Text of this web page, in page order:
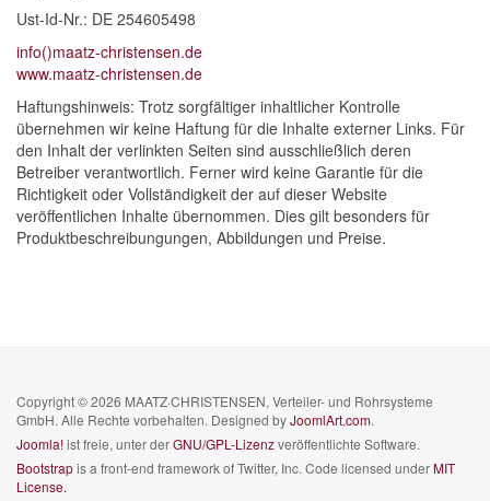
Ust-Id-Nr.: DE 254605498
info()maatz-christensen.de
www.maatz-christensen.de
Haftungshinweis: Trotz sorgfältiger inhaltlicher Kontrolle
übernehmen wir keine Haftung für die Inhalte externer Links. Für
den Inhalt der verlinkten Seiten sind ausschließlich deren
Betreiber verantwortlich. Ferner wird keine Garantie für die
Richtigkeit oder Vollständigkeit der auf dieser Website
veröffentlichen Inhalte übernommen. Dies gilt besonders für
Produktbeschreibungungen, Abbildungen und Preise.
Copyright © 2026 MAATZ·CHRISTENSEN, Verteiler- und Rohrsysteme
GmbH. Alle Rechte vorbehalten. Designed byJoomlArt.com.
Joomla!ist freie, unter derGNU/GPL-Lizenzveröffentlichte Software.
Bootstrapis a front-end framework of Twitter, Inc. Code licensed underMIT
License.